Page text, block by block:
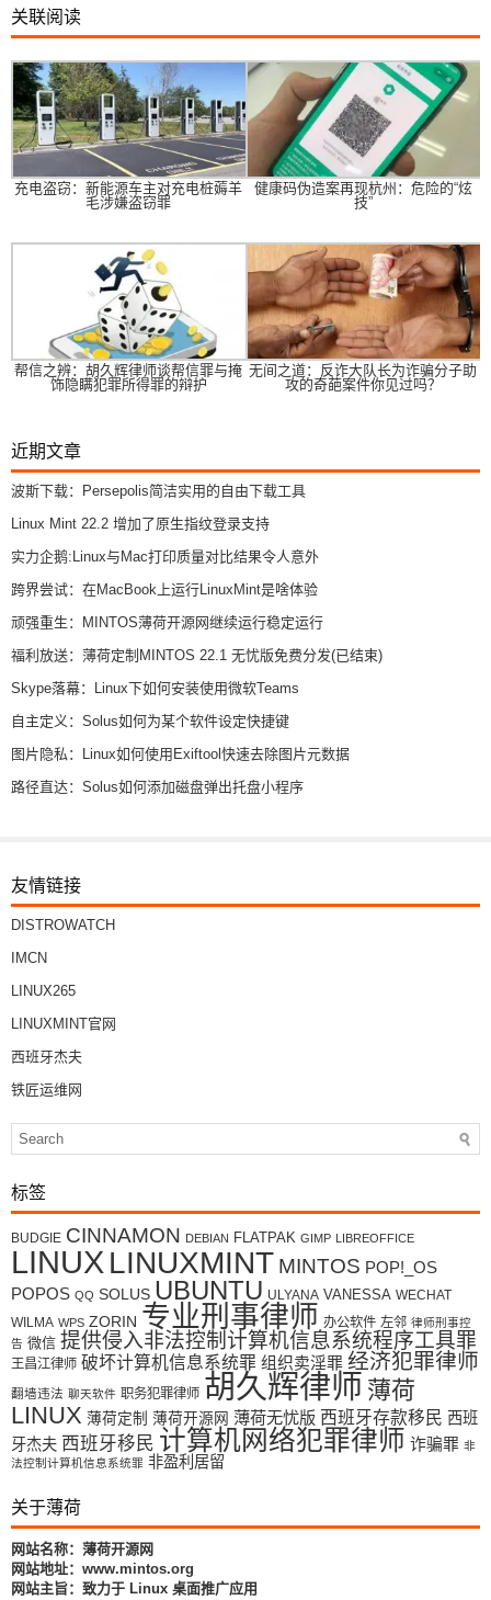
关联阅读
充电盗窃：新能源车主对充电桩薅羊
毛涉嫌盗窃罪
健康码伪造案再现杭州：危险的“炫
技”
帮信之辨：胡久辉律师谈帮信罪与掩
饰隐瞒犯罪所得罪的辩护
无间之道：反诈大队长为诈骗分子助
攻的奇葩案件你见过吗？
近期文章
波斯下载：Persepolis简洁实用的自由下载工具
Linux Mint 22.2 增加了原生指纹登录支持
实力企鹅:Linux与Mac打印质量对比结果令人意外
跨界尝试：在MacBook上运行LinuxMint是啥体验
顽强重生：MINTOS薄荷开源网继续运行稳定运行
福利放送：薄荷定制MINTOS 22.1 无忧版免费分发(已结束)
Skype落幕：Linux下如何安装使用微软Teams
自主定义：Solus如何为某个软件设定快捷键
图片隐私：Linux如何使用Exiftool快速去除图片元数据
路径直达：Solus如何添加磁盘弹出托盘小程序
友情链接
DISTROWATCH
IMCN
LINUX265
LINUXMINT官网
西班牙杰夫
铁匠运维网
标签
BUDGIE CINNAMON DEBIAN FLATPAK GIMP LIBREOFFICE
LINUX LINUXMINT MINTOS POP!_OS
POPOS QQ SOLUS UBUNTU ULYANA VANESSA WECHAT
WILMA WPS ZORIN 专业刑事律师 办公软件 左邻 律师刑事控
告 微信 提供侵入非法控制计算机信息系统程序工具罪
王昌江律师 破坏计算机信息系统罪 组织卖淫罪 经济犯罪律师
翻墙违法 聊天软件 职务犯罪律师 胡久辉律师 薄荷
LINUX 薄荷定制 薄荷开源网 薄荷无忧版 西班牙存款移民 西班
牙杰夫 西班牙移民 计算机网络犯罪律师 诈骗罪 非
法控制计算机信息系统罪 非盈利居留
关于薄荷
网站名称：薄荷开源网
网站地址：www.mintos.org
网站主旨：致力于 Linux 桌面推广应用